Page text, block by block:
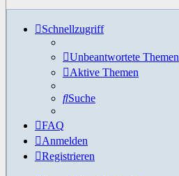
Schnellzugriff
Unbeantwortete Themen
Aktive Themen
Suche
FAQ
Anmelden
Registrieren